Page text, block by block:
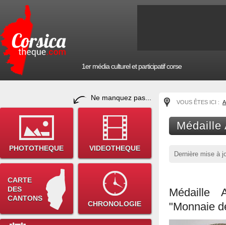
1er média culturel et participatif corse
Ne manquez pas...
PHOTOTHEQUE VIDEOTHEQUE
CARTE
DES
CANTONS
CHRONOLOGIE
VOUS ÊTES ICI :
Médaille
Dernière mise à
Médaille
"Monnaie